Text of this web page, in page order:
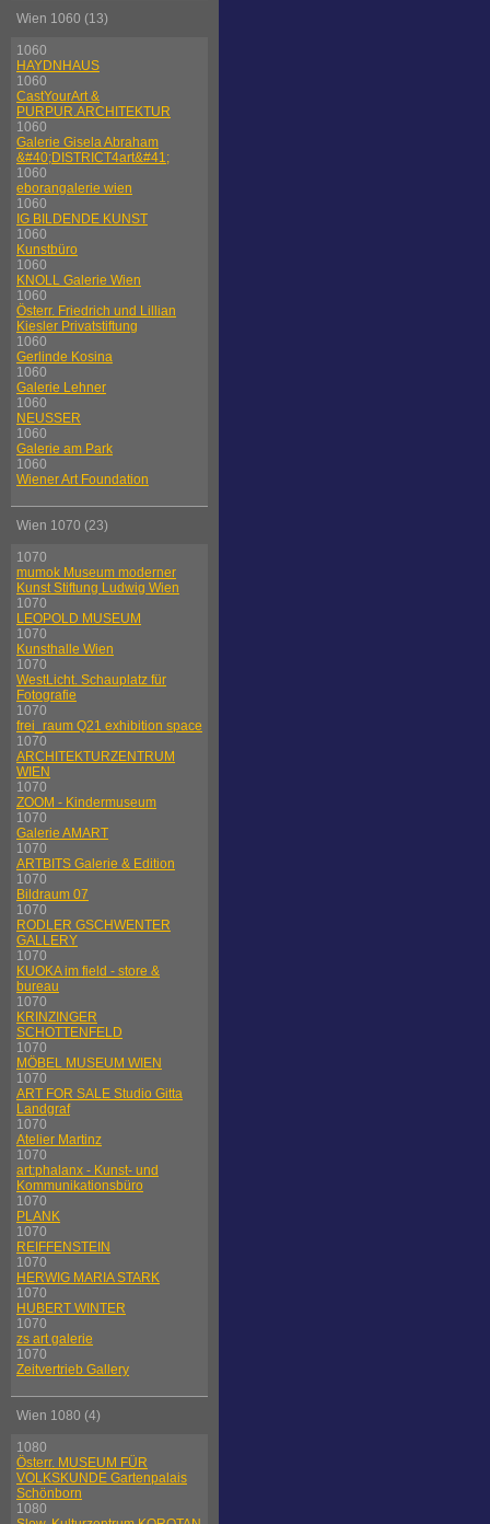
Wien 1060 (13)
1060
HAYDNHAUS
1060
CastYourArt &
PURPUR.ARCHITEKTUR
1060
Galerie Gisela Abraham
&#40;DISTRICT4art&#41;
1060
eborangalerie wien
1060
IG BILDENDE KUNST
1060
Kunstbüro
1060
KNOLL Galerie Wien
1060
Österr. Friedrich und Lillian
Kiesler Privatstiftung
1060
Gerlinde Kosina
1060
Galerie Lehner
1060
NEUSSER
1060
Galerie am Park
1060
Wiener Art Foundation
Wien 1070 (23)
1070
mumok Museum moderner
Kunst Stiftung Ludwig Wien
1070
LEOPOLD MUSEUM
1070
Kunsthalle Wien
1070
WestLicht. Schauplatz für
Fotografie
1070
frei_raum Q21 exhibition space
1070
ARCHITEKTURZENTRUM
WIEN
1070
ZOOM - Kindermuseum
1070
Galerie AMART
1070
ARTBITS Galerie & Edition
1070
Bildraum 07
1070
RODLER GSCHWENTER
GALLERY
1070
KUOKA im field - store &
bureau
1070
KRINZINGER
SCHOTTENFELD
1070
MÖBEL MUSEUM WIEN
1070
ART FOR SALE Studio Gitta
Landgraf
1070
Atelier Martinz
1070
art:phalanx - Kunst- und
Kommunikationsbüro
1070
PLANK
1070
REIFFENSTEIN
1070
HERWIG MARIA STARK
1070
HUBERT WINTER
1070
zs art galerie
1070
Zeitvertrieb Gallery
Wien 1080 (4)
1080
Österr. MUSEUM FÜR
VOLKSKUNDE Gartenpalais
Schönborn
1080